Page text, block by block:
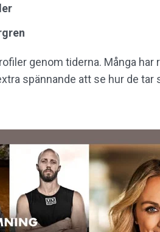
genom tiderna. Många har
spännande att se hur de tar